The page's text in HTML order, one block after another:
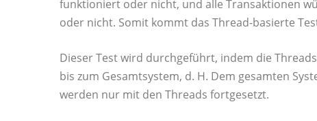
funktioniert oder nicht, und alle Transaktionen
oder nicht. Somit kommt das Thread-basierte
Dieser Test wird durchgeführt, indem die
bis zum Gesamtsystem, d. H. Dem gesamten
werden nur mit den Threads fortgesetzt.